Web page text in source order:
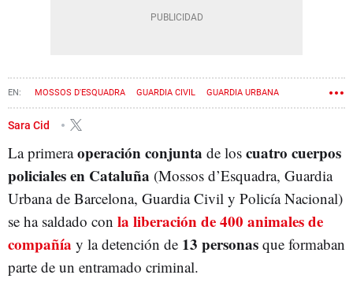
MOSSOS D'ESQUADRA GUARDIA CIVIL GUARDIA URBANA
POLICÍA MUNICIPAL
Sara Cid
La primeraoperación conjunta de los cuatro cuerpos
policiales en Cataluña (Mossos d’Esquadra, Guardia
Urbana de Barcelona, Guardia Civil y Policía Nacional)
se ha saldado con la liberación de 400 animales de
compañía y la detención de 13 personas que formaban
parte de un entramado criminal.